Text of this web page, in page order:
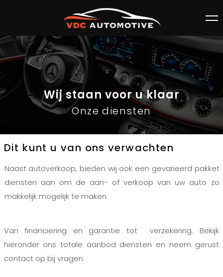
Wij staan voor u klaar
Onze diensten
Dit kunt u van ons verwachten
Naast autoverkoop, bieden wij ook een gevarieerd pakket
diensten aan om de aan- of verkoop van uw auto zo
makkelijk mogelijk te maken.
Van financiering en garantie tot verzekering. Bekijk
hieronder ons totale aanbod diensten en neem gerust
contact op bij vragen.